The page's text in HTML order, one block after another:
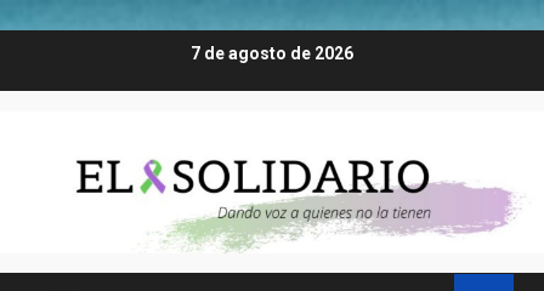
7 de agosto de 2026